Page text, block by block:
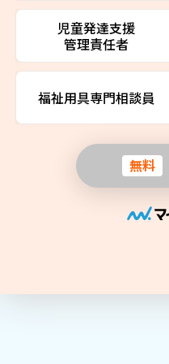
児童発達支援
管理責任者
福祉用具専門相談員
無料